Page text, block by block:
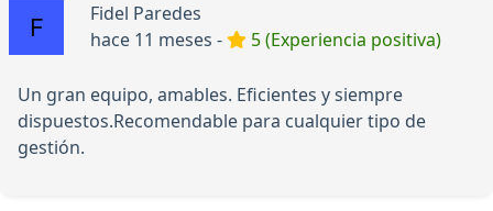
Fidel Paredes
hace 11 meses -
5 (Experiencia positiva)
Un gran equipo, amables. Eficientes y siempre
dispuestos.Recomendable para cualquier tipo de
gestión.